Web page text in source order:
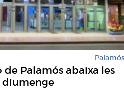
Palamós
de Palamós abaixa les
diumenge